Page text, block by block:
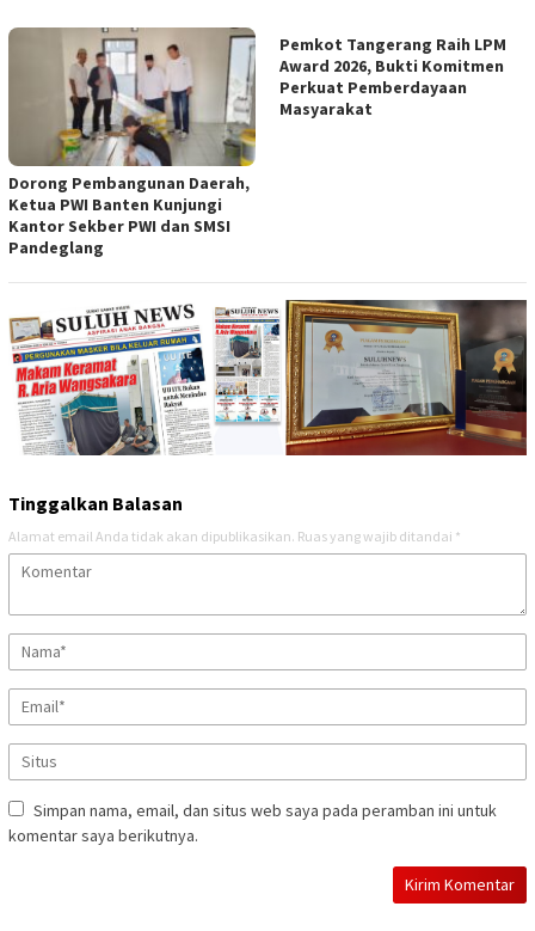
Dorong Pembangunan Daerah,
Ketua PWI Banten Kunjungi
Kantor Sekber PWI dan SMSI
Pandeglang
Pemkot Tangerang Raih LPM
Award 2026, Bukti Komitmen
Perkuat Pemberdayaan
Masyarakat
Tinggalkan Balasan
Alamat email Anda tidak akan dipublikasikan. Ruas yang wajib ditandai *
Simpan nama, email, dan situs web saya pada peramban ini untuk
komentar saya berikutnya.